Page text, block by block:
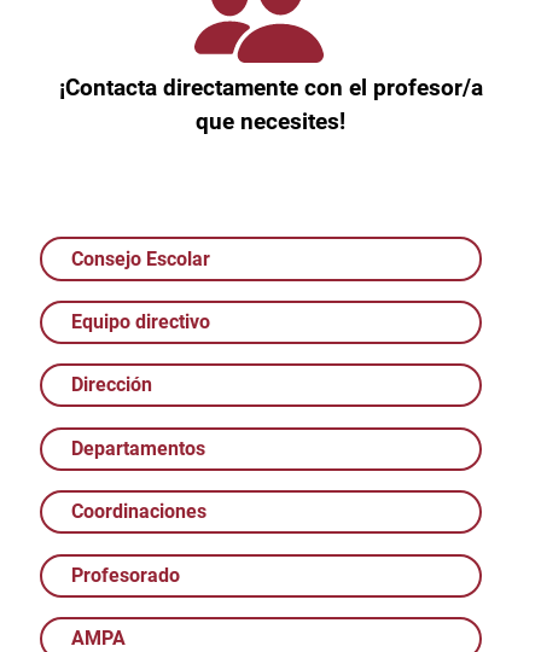
¡Contacta directamente con el profesor/a
que necesites!
Consejo Escolar
Equipo directivo
Dirección
Departamentos
Coordinaciones
Profesorado
AMPA